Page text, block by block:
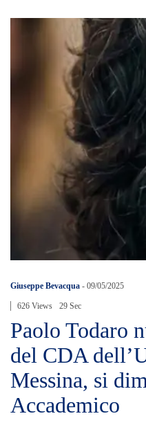
Giuseppe Bevacqua - 09/05/2025
626 Views 29 Sec
Paolo Todaro
del CDA
Messina, si
Accademico